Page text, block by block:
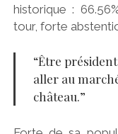
historique :
tour, forte
“Être président
aller au
château.”